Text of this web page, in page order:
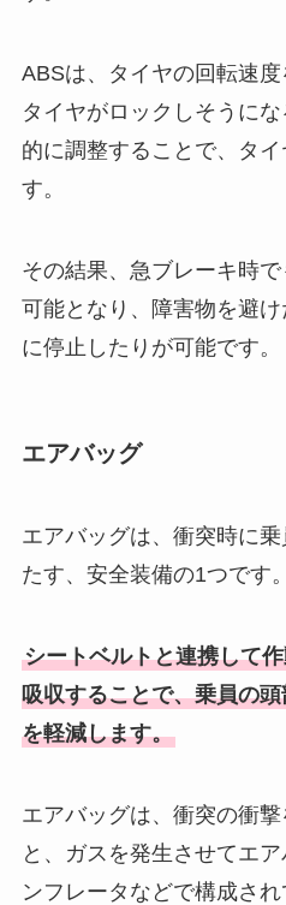
ABSは、タイヤの回転速度
タイヤがロックしそうに
的に調整することで、タ
す。
その結果、急ブレーキ時
可能となり、障害物を避
に停止したりが可能です。
エアバッグ
エアバッグは、衝突時に
たす、安全装備の1つです。
シートベルトと連携して
吸収することで、乗員の
を軽減します。
エアバッグは、衝突の衝
と、ガスを発生させてエ
ンフレータなどで構成され